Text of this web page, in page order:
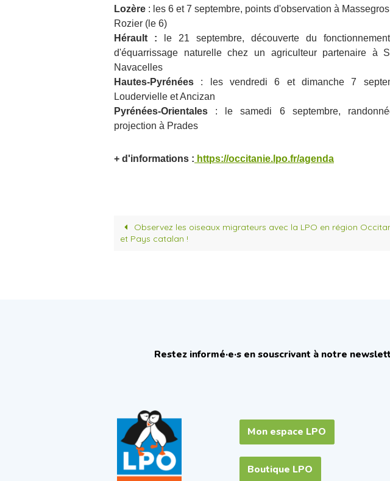
Lozère : les 6 et 7 septembre, points d'observation à
Rozier (le 6)
Hérault : le 21 septembre, découverte du
d'équarrissage naturelle chez un agriculteur partenaire à
Navacelles
Hautes-Pyrénées : les vendredi 6 et dimanche 7
Loudervielle et Ancizan
Pyrénées-Orientales : le samedi 6 septembre,
projection à Prades
+ d'informations : https://occitanie.lpo.fr/agenda
Observez les oiseaux migrateurs avec la LPO en région
et Pays catalan !
Restez informé·e·s en souscrivant à notre
Mon espace LPO
Boutique LPO